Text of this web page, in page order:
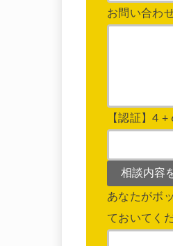
お問い合わ
【認証】4
あなたがボ
ておいてく